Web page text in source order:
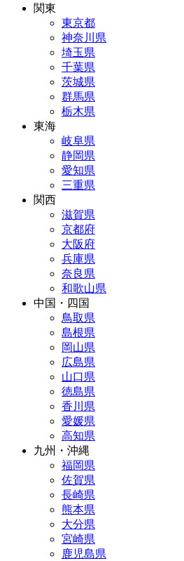
関東
東京都
神奈川県
埼玉県
千葉県
茨城県
群馬県
栃木県
東海
岐阜県
静岡県
愛知県
三重県
関西
滋賀県
京都府
大阪府
兵庫県
奈良県
和歌山県
中国・四国
鳥取県
島根県
岡山県
広島県
山口県
徳島県
香川県
愛媛県
高知県
九州・沖縄
福岡県
佐賀県
長崎県
熊本県
大分県
宮崎県
鹿児島県